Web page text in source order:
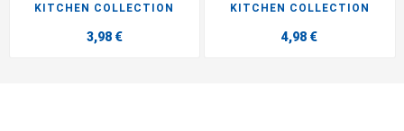
KITCHEN COLLECTION
3,98 €
KITCHEN COLLECTION
4,98 €